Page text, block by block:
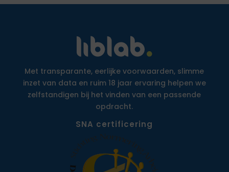
Met transparante, eerlijke voorwaarden, slimme
inzet van data en ruim 18 jaar ervaring helpen we
zelfstandigen bij het vinden van een passende
opdracht.
SNA certificering